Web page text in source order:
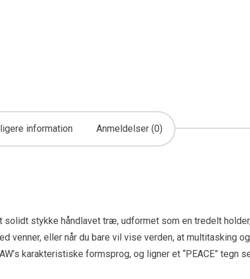
information Anmeldelser (0)
solidt stykke håndlavet træ, udformet som en tredelt
venner, eller når du bare vil vise verden, at multitasking
karakteristiske formsprog, og ligner et “PEACE” tegn